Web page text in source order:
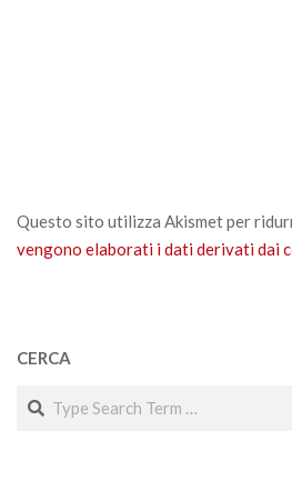
Questo sito utilizza Akismet per
vengono elaborati i dati derivati dai
CERCA
Search